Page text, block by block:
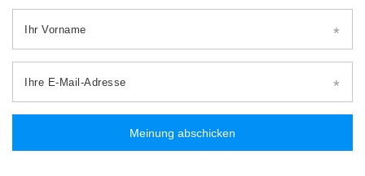
Ihr Vorname
Ihre E-Mail-Adresse
Meinung abschicken